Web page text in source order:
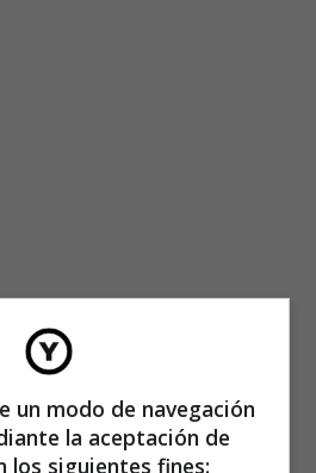
un modo de navegación
la aceptación de
los siguientes fines: